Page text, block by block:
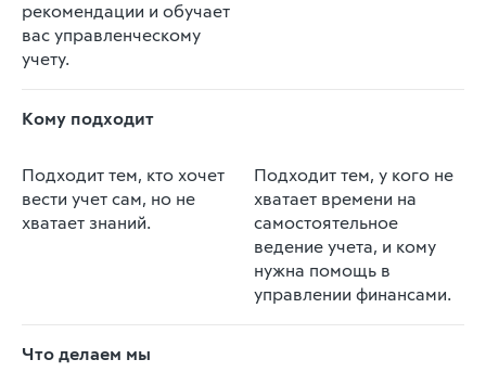
рекомендации и обучает
вас управленческому
учету.
Кому подходит
Подходит тем, кто хочет
вести учет сам, но не
хватает знаний.
Подходит тем, у кого не
хватает времени на
самостоятельное
ведение учета, и кому
нужна помощь в
управлении финансами.
Что делаем мы